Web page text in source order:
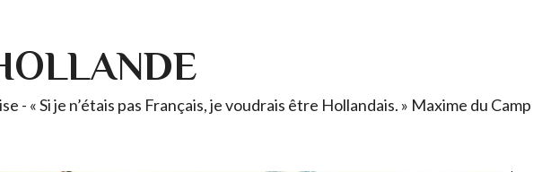
- « Si je n’étais pas Français, je voudrais être Hollandais. » Maxime du Camp